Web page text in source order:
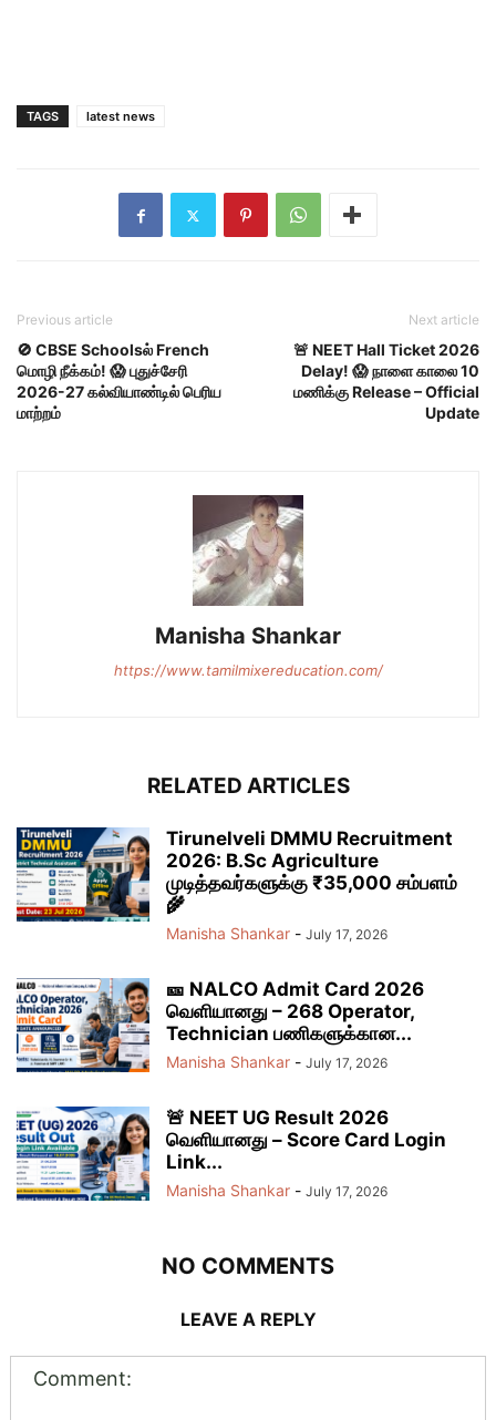
TAGS latest news
Previous article
🚫 CBSE Schoolsல் French
மொழி நீக்கம்! 😱 புதுச்சேரி
2026-27 கல்வியாண்டில் பெரிய
மாற்றம்
Next article
🚨 NEET Hall Ticket 2026
Delay! 😱 நாளை காலை 10
மணிக்கு Release – Official
Update
Manisha Shankar
https://www.tamilmixereducation.com/
RELATED ARTICLES
Tirunelveli DMMU Recruitment
2026: B.Sc Agriculture
முடித்தவர்களுக்கு ₹35,000 சம்பளம்
🌾
Manisha Shankar - July 17, 2026
🎫 NALCO Admit Card 2026
வெளியானது – 268 Operator,
Technician பணிகளுக்கான...
Manisha Shankar - July 17, 2026
🚨 NEET UG Result 2026
வெளியானது – Score Card Login
Link...
Manisha Shankar - July 17, 2026
NO COMMENTS
LEAVE A REPLY